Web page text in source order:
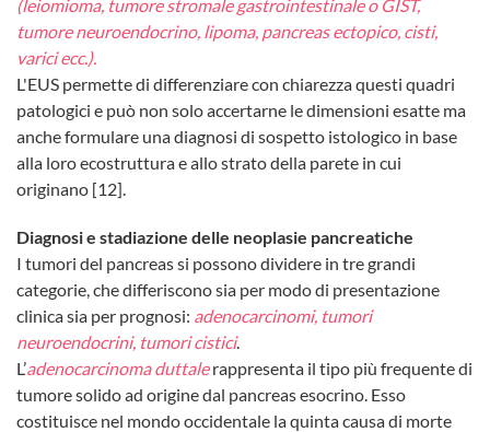
(leiomioma, tumore stromale gastrointestinale o GIST,
tumore neuroendocrino, lipoma, pancreas ectopico, cisti,
varici ecc.).
L'EUS permette di differenziare con chiarezza questi quadri
patologici e può non solo accertarne le dimensioni esatte ma
anche formulare una diagnosi di sospetto istologico in base
alla loro ecostruttura e allo strato della parete in cui
originano [12].
Diagnosi e stadiazione delle neoplasie pancreatiche
I tumori del pancreas si possono dividere in tre grandi
categorie, che differiscono sia per modo di presentazione
clinica sia per prognosi: adenocarcinomi, tumori
neuroendocrini, tumori cistici.
L’adenocarcinoma duttalerappresenta il tipo più frequente di
tumore solido ad origine dal pancreas esocrino. Esso
costituisce nel mondo occidentale la quinta causa di morte